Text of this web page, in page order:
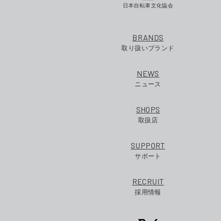
日本自転車文化協会
BRANDS
取り扱いブランド
NEWS
ニュース
SHOPS
取扱店
SUPPORT
サポート
RECRUIT
採用情報